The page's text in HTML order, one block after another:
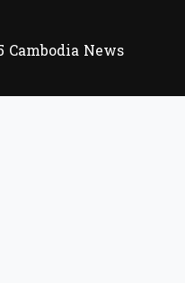
News